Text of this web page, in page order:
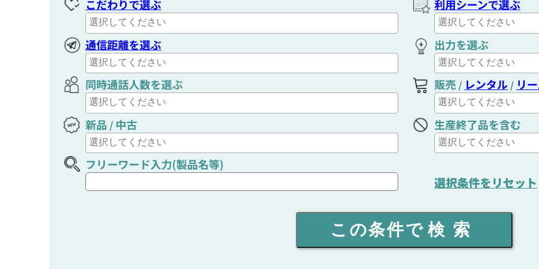
こだわりで選ぶ 利用シーンで選ぶ
通信距離を選ぶ 出力を選ぶ
同時通話人数を選ぶ 販売 / レンタル / リ
新品 / 中古 生産終了品を含む
フリーワード入力(製品名等)
選択条件をリセット
この条件で 検索